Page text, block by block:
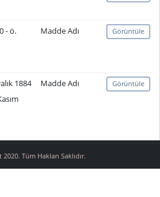
- ö.
Madde Adı Görüntüle
1884
Madde Adı Görüntüle
Tüm Hakları Saklıdır.